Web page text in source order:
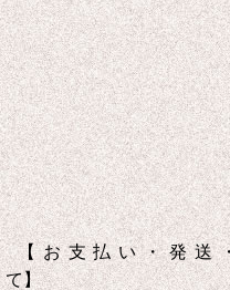
【お支払い・発送
て】